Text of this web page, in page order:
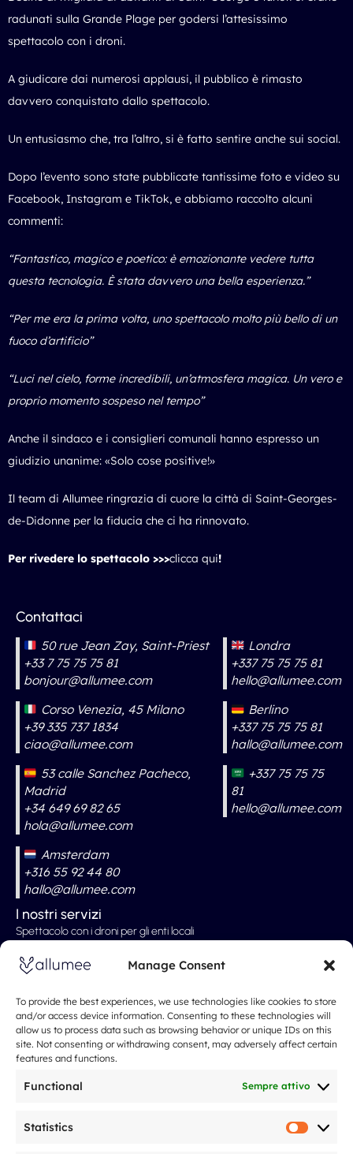
Manage Consent
To provide the best experiences, we use technologies like cookies to store
and/or access device information. Consenting to these technologies will
allow us to process data such as browsing behavior or unique IDs on this
site. Not consenting or withdrawing consent, may adversely affect certain
features and functions.
Functional Sempre attivo
Statistics
radunati sulla Grande Plage per godersi l’attesissimo
spettacolo con i droni.
A giudicare dai numerosi applausi, il pubblico è rimasto
davvero conquistato dallo spettacolo.
Un entusiasmo che, tra l’altro, si è fatto sentire anche sui social.
Dopo l’evento sono state pubblicate tantissime foto e video su
Facebook, Instagram e TikTok, e abbiamo raccolto alcuni
commenti:
“Fantastico, magico e poetico: è emozionante vedere tutta
questa tecnologia. È stata davvero una bella esperienza.”
“Per me era la prima volta, uno spettacolo molto più bello di un
fuoco d’artificio”
“Luci nel cielo, forme incredibili, un’atmosfera magica. Un vero e
proprio momento sospeso nel tempo”
Anche il sindaco e i consiglieri comunali hanno espresso un
giudizio unanime: «Solo cose positive!»
Il team di Allumee ringrazia di cuore la città di Saint-Georges-
de-Didonne per la fiducia che ci ha rinnovato.
Per rivedere lo spettacolo >>>clicca qui!
Contattaci
50 rue Jean Zay, Saint-Priest
+33 7 75 75 75 81
bonjour@allumee.com
Corso Venezia, 45 Milano
+39 335 737 1834
ciao@allumee.com
53 calle Sanchez Pacheco,
Madrid
+34 649 69 82 65
hola@allumee.com
Amsterdam
+316 55 92 44 80
hallo@allumee.com
Londra
+337 75 75 75 81
hello@allumee.com
Berlino
+337 75 75 75 81
hallo@allumee.com
+337 75 75 75
81
hello@allumee.com
I nostri servizi
Spettacolo con i droni per gli enti locali
Spettacolo con droni professionali
Spettacolo con i droni ai matrimoni
Spettacolo con i droni per eventi
Spettacoli di Natale e Capodanno
Le nostre tariffe
Riguardo a
Spectacle de drones
Cosa dicono di noi